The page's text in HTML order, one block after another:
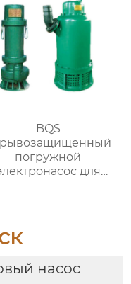
BQS
погружной
для
насос